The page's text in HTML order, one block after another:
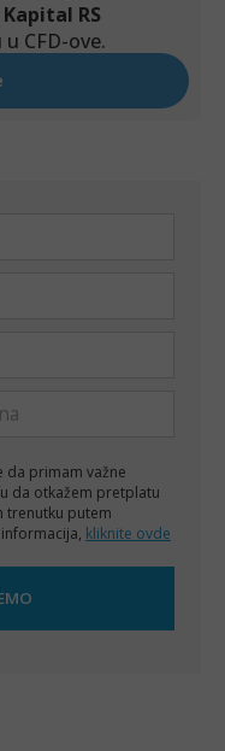
da primam važne
da otkažem pretplatu
trenutku putem
kliknite ovde